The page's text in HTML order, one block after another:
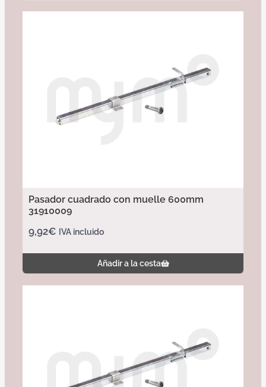
Pasador cuadrado con muelle 600mm
31910009
9,92€ IVA incluido
Añadir a la cesta